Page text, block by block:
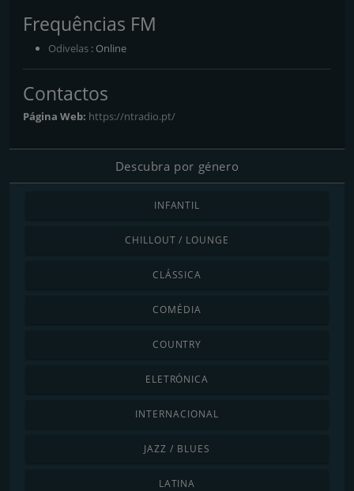
Frequências FM
Odivelas : Online
Contactos
Página Web: https://ntradio.pt/
Descubra por género
INFANTIL
CHILLOUT / LOUNGE
CLÁSSICA
COMÉDIA
COUNTRY
ELETRÓNICA
INTERNACIONAL
JAZZ / BLUES
LATINA